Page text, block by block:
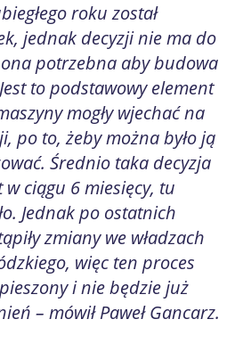
roku został
jednak decyzji nie ma do
potrzebna aby budowa
to podstawowy element
mogły wjechać na
po to, żeby można było ją
Średnio taka decyzja
ciągu 6 miesięcy, tu
Jednak po ostatnich
zmiany we władzach
więc ten proces
i nie będzie już
– mówił Paweł Gancarz.